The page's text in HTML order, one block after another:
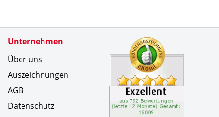
Unternehmen
Über uns
Auszeichnungen
AGB
Datenschutz
Zertifikate